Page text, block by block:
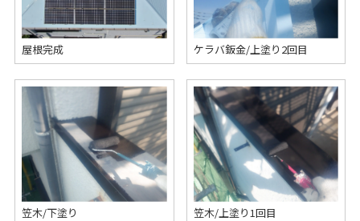
屋根完成 ケラバ鈑金/上塗り2回目
笠木/下塗り 笠木/上塗り1回目